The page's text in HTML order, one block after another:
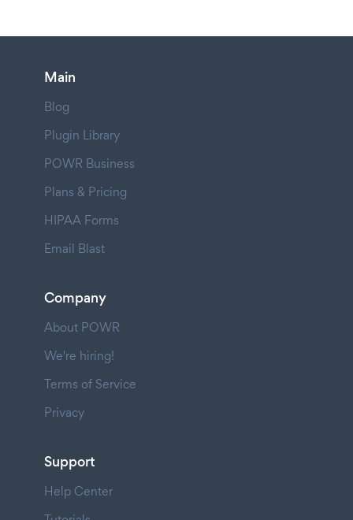
Main
Blog
Plugin Library
POWR Business
Plans & Pricing
HIPAA Forms
Email Blast
Company
About POWR
We're hiring!
Terms of Service
Privacy
Support
Help Center